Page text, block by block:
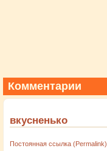
Комментарии
вкусненько
Постоянная ссылка (Permalink)